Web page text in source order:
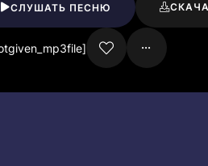
СЛУШАТЬ ПЕСНЮ